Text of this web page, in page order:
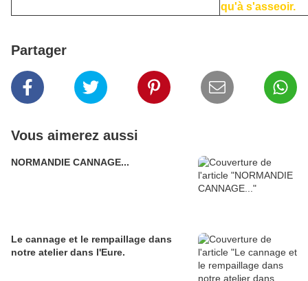
qu'à s'asseoir.
Partager
Vous aimerez aussi
NORMANDIE CANNAGE...
Le cannage et le rempaillage dans
notre atelier dans l'Eure.